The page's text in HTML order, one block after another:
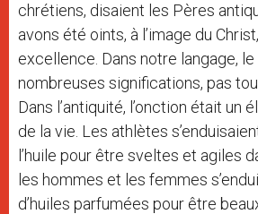
chrétiens, disaient les Pères
avons été oints, à l’image du
excellence. Dans notre langage, le
nombreuses significations, pas
Dans l’antiquité, l’onction était un
de la vie. Les athlètes
l’huile pour être sveltes et agiles
les hommes et les femmes
d’huiles parfumées pour être